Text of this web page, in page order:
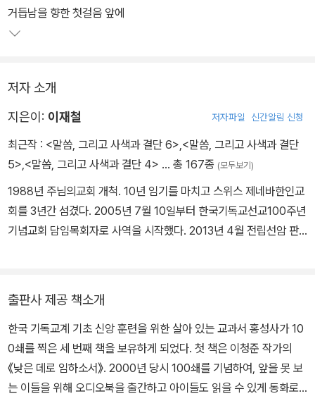
안'을 수록해 보다 풍성한 내용을 제공한다. 강의안 질문의 답이 되는
본문 내용에 해당 질문의 번호를 표시해, 내용을 더욱 쉽게 이해하고
거듭남을 향한 첫걸음 앞에
저자 소개
지은이: 이재철 저자파일 신간알림 신청
최근작 : <말씀, 그리고 사색과 결단 6>,<말씀, 그리고 사색과 결단
5>,<말씀, 그리고 사색과 결단 4> … 총 167종 (모두보기)
1988년 주님의교회 개척. 10년 임기를 마치고 스위스 제네바한인교
회를 3년간 섬겼다. 2005년 7월 10일부터 한국기독교선교100주년
기념교회 담임목회자로 사역을 시작했다. 2013년 4월 전립선암 판
영성의 만남》(이어령 공저), 《새신자반》, 《성숙자반》, 《사명자반》,
《인간의 일생》, 《비전의 사람》, 《내게 있는 것》, 《참으로 신실하게》,
《매듭짓기》, 《믿음의 글들, 나의 고백》, 《아이에게 배우는 아빠》, 《목
사, 그리고 목사직》, 단편 설교 시리즈를 엮은 《이재철의 메시지》, 요
한복음 설교집 <요한과 더불어>(전10권), 로마서 설교집 <이재철
출판사 제공 책소개
한국 기독교계 기초 신앙 훈련을 위한 살아 있는 교과서 홍성사가 10
0쇄를 찍은 세 번째 책을 보유하게 되었다. 첫 책은 이청준 작가의
《낮은 데로 임하소서》. 2000년 당시 100쇄를 기념하여, 앞을 못 보
는 이들을 위해 오디오북을 출간하고 아이들도 읽을 수 있게 동화로